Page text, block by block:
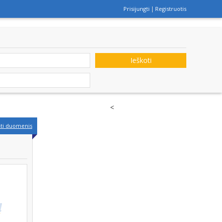
Prisijungti Registruotis
Ieškoti
duomenis
<